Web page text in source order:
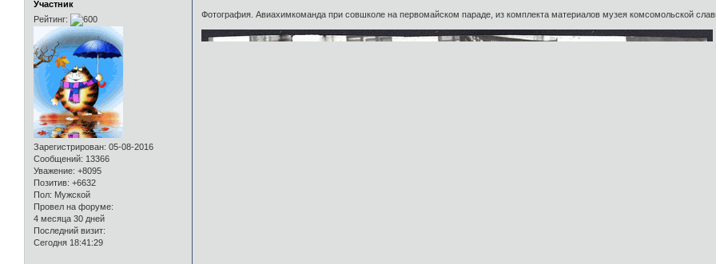
Участник
Рейтинг:
Зарегистрирован: 05-08-2016
Сообщений: 13366
Уважение: +8095
Позитив: +6632
Пол: Мужской
Провел на форуме:
4 месяца 30 дней
Последний визит:
Сегодня 18:41:29
Фотография. Авиахимкоманда при совшколе на первомайском параде, из комплекта материалов музея комсомольской